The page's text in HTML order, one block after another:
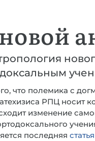
что полемика с
РПЦ носит
изменение
последняя статья